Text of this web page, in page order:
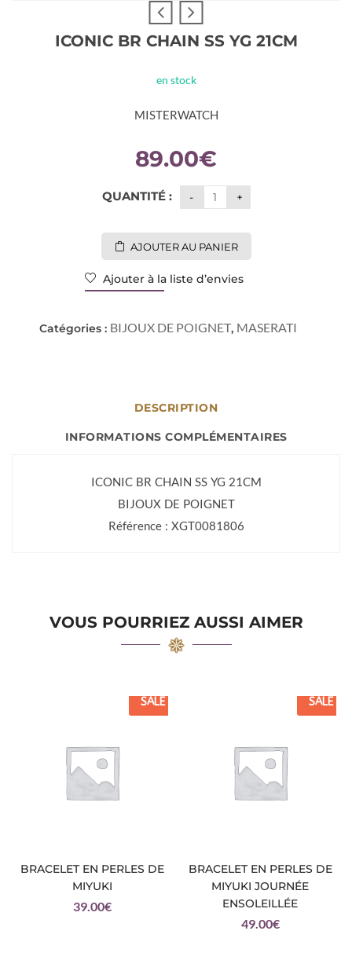
ICONIC BR CHAIN SS YG 21CM
en stock
MISTERWATCH
89.00€
QUANTITÉ :
AJOUTER AU PANIER
Ajouter à la liste d’envies
Catégories : BIJOUX DE POIGNET, MASERATI
DESCRIPTION
INFORMATIONS COMPLÉMENTAIRES
ICONIC BR CHAIN SS YG 21CM
BIJOUX DE POIGNET
Référence : XGT0081806
VOUS POURRIEZ AUSSI AIMER
SALE
BRACELET EN PERLES DE
MIYUKI
39.00€
SALE
BRACELET EN PERLES DE
MIYUKI JOURNÉE
ENSOLEILLÉE
49.00€